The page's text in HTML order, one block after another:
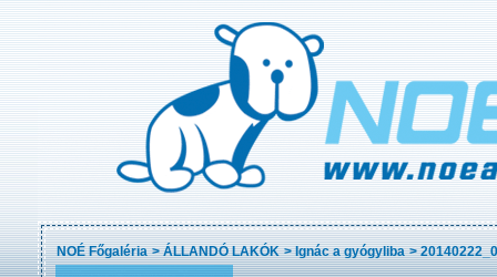
NOÉ Főgaléria >ÁLLANDÓ LAKÓK >Ignác a gyógyliba >